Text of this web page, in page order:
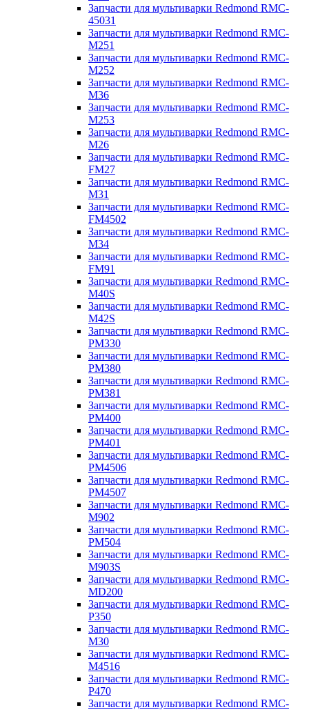
Запчасти для мультиварки Redmond RMC-
45031
Запчасти для мультиварки Redmond RMC-
M251
Запчасти для мультиварки Redmond RMC-
M252
Запчасти для мультиварки Redmond RMC-
M36
Запчасти для мультиварки Redmond RMC-
M253
Запчасти для мультиварки Redmond RMC-
M26
Запчасти для мультиварки Redmond RMC-
FM27
Запчасти для мультиварки Redmond RMC-
M31
Запчасти для мультиварки Redmond RMC-
FM4502
Запчасти для мультиварки Redmond RMC-
M34
Запчасти для мультиварки Redmond RMC-
FM91
Запчасти для мультиварки Redmond RMC-
M40S
Запчасти для мультиварки Redmond RMC-
M42S
Запчасти для мультиварки Redmond RMC-
PM330
Запчасти для мультиварки Redmond RMC-
PM380
Запчасти для мультиварки Redmond RMC-
PM381
Запчасти для мультиварки Redmond RMC-
PM400
Запчасти для мультиварки Redmond RMC-
PM401
Запчасти для мультиварки Redmond RMC-
PM4506
Запчасти для мультиварки Redmond RMC-
PM4507
Запчасти для мультиварки Redmond RMC-
M902
Запчасти для мультиварки Redmond RMC-
PM504
Запчасти для мультиварки Redmond RMC-
M903S
Запчасти для мультиварки Redmond RMC-
MD200
Запчасти для мультиварки Redmond RMC-
P350
Запчасти для мультиварки Redmond RMC-
M30
Запчасти для мультиварки Redmond RMC-
M4516
Запчасти для мультиварки Redmond RMC-
P470
Запчасти для мультиварки Redmond RMC-